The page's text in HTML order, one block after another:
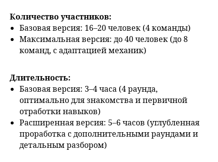
Количество участников:
Базовая версия: 16–20 человек (4 команды)
Максимальная версия: до 40 человек (до 8
команд, с адаптацией механик)
Длительность:
Базовая версия: 3–4 часа (4 раунда,
оптимально для знакомства и первичной
отработки навыков)
Расширенная версия: 5–6 часов (углубленная
проработка с дополнительными раундами и
детальным разбором)